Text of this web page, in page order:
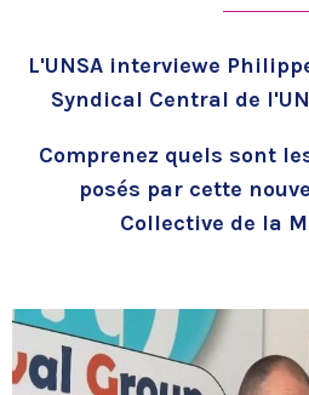
L'UNSA interviewe
Syndical Central de
Comprenez quels sont
posés par cette
Collective de la